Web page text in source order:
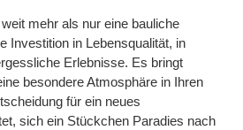
mehr als nur eine bauliche
Investition in Lebensqualität, in
Erlebnisse. Es bringt
besondere Atmosphäre in Ihren
für ein neues
sich ein Stückchen Paradies nach